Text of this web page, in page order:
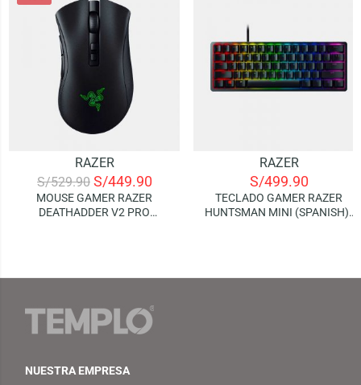
RAZER
S/529.90 S/449.90
MOUSE GAMER RAZER
DEATHADDER V2 PRO
RAZER
S/499.90
TECLADO GAMER RAZER
HUNTSMAN MINI (SPANISH) |
NUESTRA EMPRESA